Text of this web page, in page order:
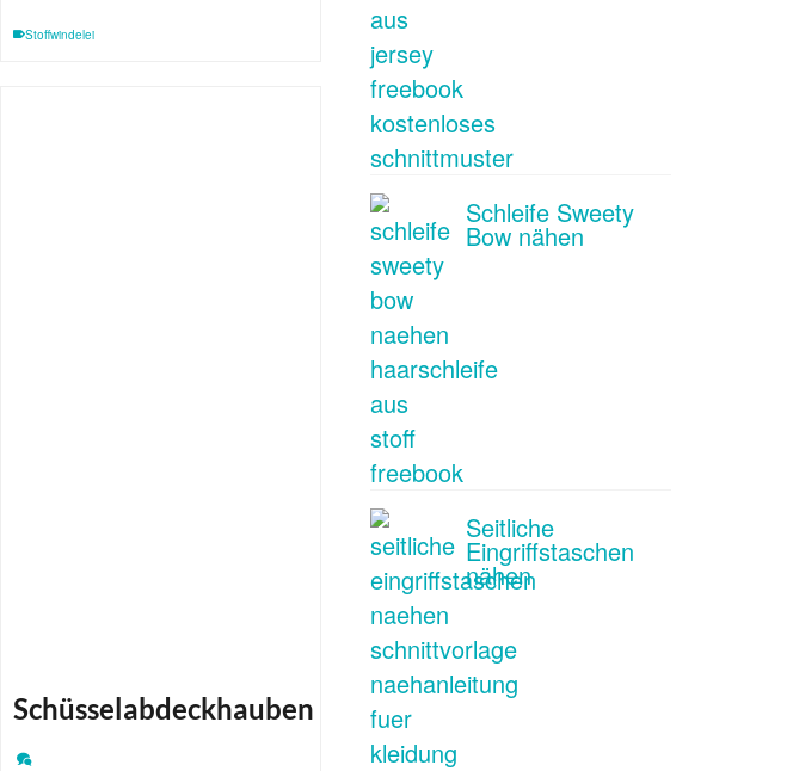
Stoffwindelei
Schüsselabdeckhauben
Schleife Sweety
Bow nähen
Seitliche
Eingriffstaschen
nähen